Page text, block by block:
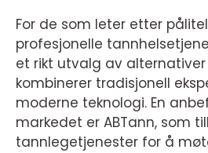
For de som leter etter
profesjonelle
et rikt utvalg av
kombinerer tradisjonell
moderne teknologi. En
markedet er ABTann, som
tannlegetjenester for å